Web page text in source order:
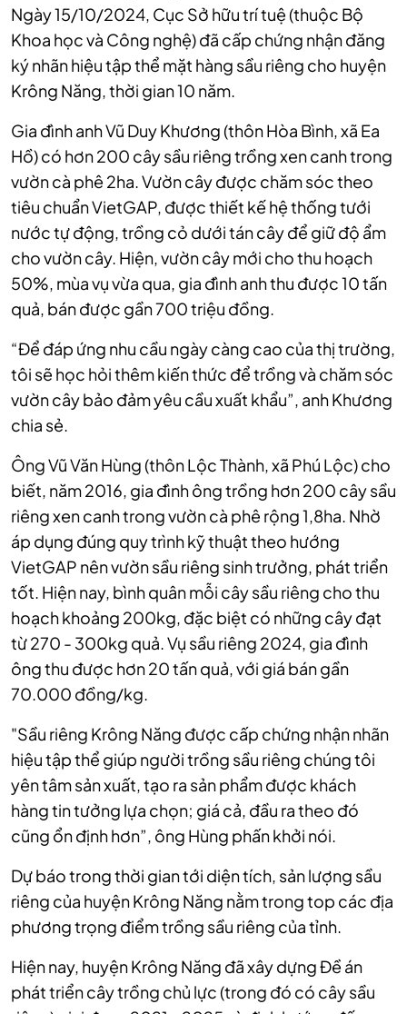
Ngày 15/10/2024, Cục Sở hữu trí tuệ (thuộc Bộ
Khoa học và Công nghệ) đã cấp chứng nhận đăng
ký nhãn hiệu tập thể mặt hàng sầu riêng cho huyện
Krông Năng, thời gian 10 năm.
Gia đình anh Vũ Duy Khương (thôn Hòa Bình, xã Ea
Hồ) có hơn 200 cây sầu riêng trồng xen canh trong
vườn cà phê 2ha. Vườn cây được chăm sóc theo
tiêu chuẩn VietGAP, được thiết kế hệ thống tưới
nước tự động, trồng cỏ dưới tán cây để giữ độ ẩm
cho vườn cây. Hiện, vườn cây mới cho thu hoạch
50%, mùa vụ vừa qua, gia đình anh thu được 10 tấn
quả, bán được gần 700 triệu đồng.
“Để đáp ứng nhu cầu ngày càng cao của thị trường,
tôi sẽ học hỏi thêm kiến thức để trồng và chăm sóc
vườn cây bảo đảm yêu cầu xuất khẩu”, anh Khương
chia sẻ.
Ông Vũ Văn Hùng (thôn Lộc Thành, xã Phú Lộc) cho
biết, năm 2016, gia đình ông trồng hơn 200 cây sầu
riêng xen canh trong vườn cà phê rộng 1,8ha. Nhờ
áp dụng đúng quy trình kỹ thuật theo hướng
VietGAP nên vườn sầu riêng sinh trưởng, phát triển
tốt. Hiện nay, bình quân mỗi cây sầu riêng cho thu
hoạch khoảng 200kg, đặc biệt có những cây đạt
từ 270 - 300kg quả. Vụ sầu riêng 2024, gia đình
ông thu được hơn 20 tấn quả, với giá bán gần
70.000 đồng/kg.
"Sầu riêng Krông Năng được cấp chứng nhận nhãn
hiệu tập thể giúp người trồng sầu riêng chúng tôi
yên tâm sản xuất, tạo ra sản phẩm được khách
hàng tin tưởng lựa chọn; giá cả, đầu ra theo đó
cũng ổn định hơn”, ông Hùng phấn khởi nói.
Dự báo trong thời gian tới diện tích, sản lượng sầu
riêng của huyện Krông Năng nằm trong top các địa
phương trọng điểm trồng sầu riêng của tỉnh.
Hiện nay, huyện Krông Năng đã xây dựng Đề án
phát triển cây trồng chủ lực (trong đó có cây sầu